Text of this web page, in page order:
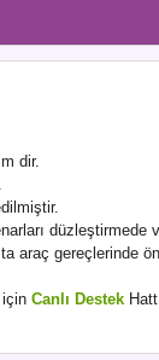
dir.
düzleştirmede
araç gereçlerinde
için Canlı Destek